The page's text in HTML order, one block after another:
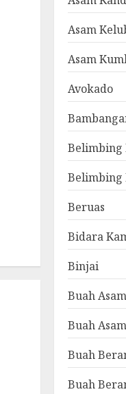
Asam
Asam
Avokado
Belimbing
Belimbing
Beruas
Bidara
Binjai
Buah
Buah
Buah
Buah